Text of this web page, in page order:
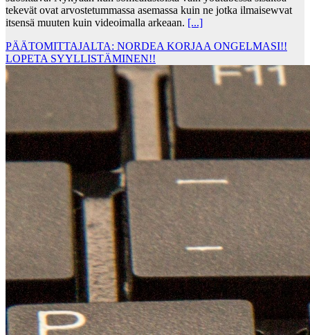
tekevät ovat arvostetummassa asemassa kuin ne jotka ilmaisewvat
itsensä muuten kuin videoimalla arkeaan. [...]
PÄÄTOMITTAJALTA: NORDEA KORJAA ONGELMASI!!
LOPETA SYYLLISTÄMINEN!!